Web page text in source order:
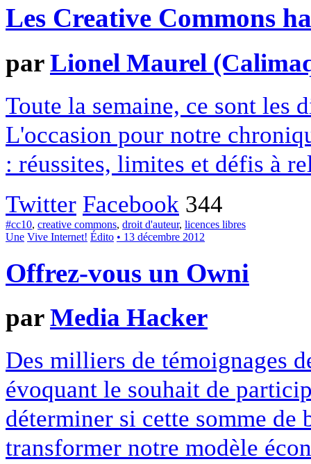
Les Creative Commons
parLionel Maurel
Toute la semaine, ce sont les
L'occasion pour notre
: réussites, limites et défis à
Twitter Facebook 344
#cc10, creative commons, droit d'auteur, licences libres
Une Vive Internet! Édito • 13 décembre 2012
Offrez-vous un Owni
parMedia Hacker
Des milliers de témoignages
évoquant le souhait de
déterminer si cette somme
transformer notre modèle